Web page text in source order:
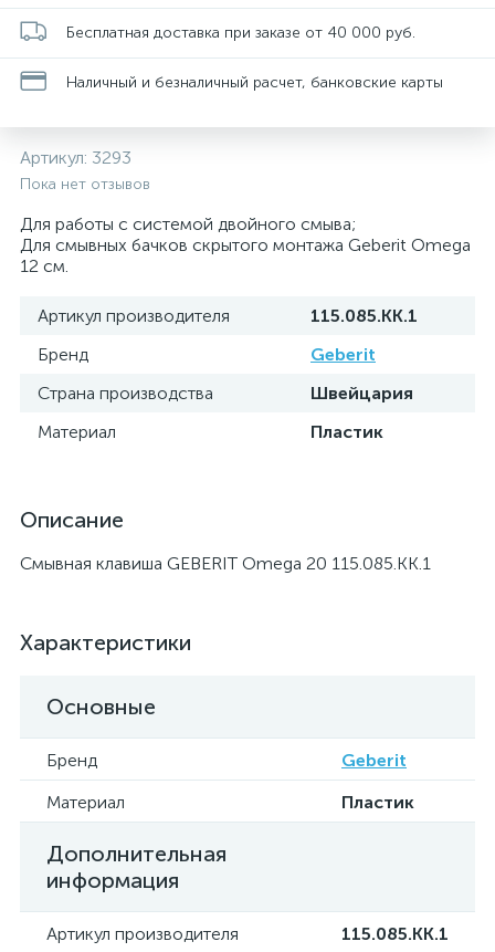
Бесплатная доставка при заказе от 40 000 руб.
Наличный и безналичный расчет, банковские карты
Артикул: 3293
Пока нет отзывов
Для работы с системой двойного смыва;
Для смывных бачков скрытого монтажа Geberit Omega
12 см.
Артикул производителя
115.085.KK.1
Бренд
Geberit
Страна производства
Швейцария
Материал
Пластик
Описание
Смывная клавиша GEBERIT Omega 20 115.085.KK.1
Характеристики
Основные
Бренд
Geberit
Материал
Пластик
Дополнительная
информация
Артикул производителя
115.085.KK.1